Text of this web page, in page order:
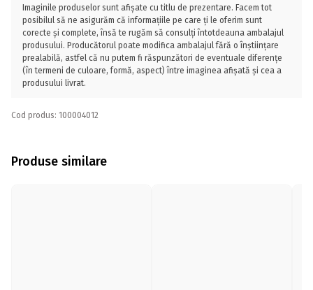
Imaginile produselor sunt afișate cu titlu de prezentare. Facem tot
posibilul să ne asigurăm că informațiile pe care ți le oferim sunt
corecte și complete, însă te rugăm să consulți întotdeauna ambalajul
produsului. Producătorul poate modifica ambalajul fără o înștiințare
prealabilă, astfel că nu putem fi răspunzători de eventuale diferențe
(în termeni de culoare, formă, aspect) între imaginea afișată și cea a
produsului livrat.
Cod produs: 100004012
Produse similare